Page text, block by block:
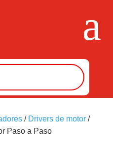
/ Drivers de motor/
Paso a Paso